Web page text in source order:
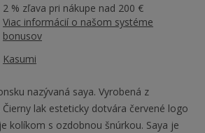
2 % zľava pri nákupe nad 200 €
Viac informácií o našom systéme
bonusov
Kasumi
nazývaná saya. Vyrobená z
lak esteticky dotvára červené logo
kolíkom s ozdobnou šnúrkou. Saya je